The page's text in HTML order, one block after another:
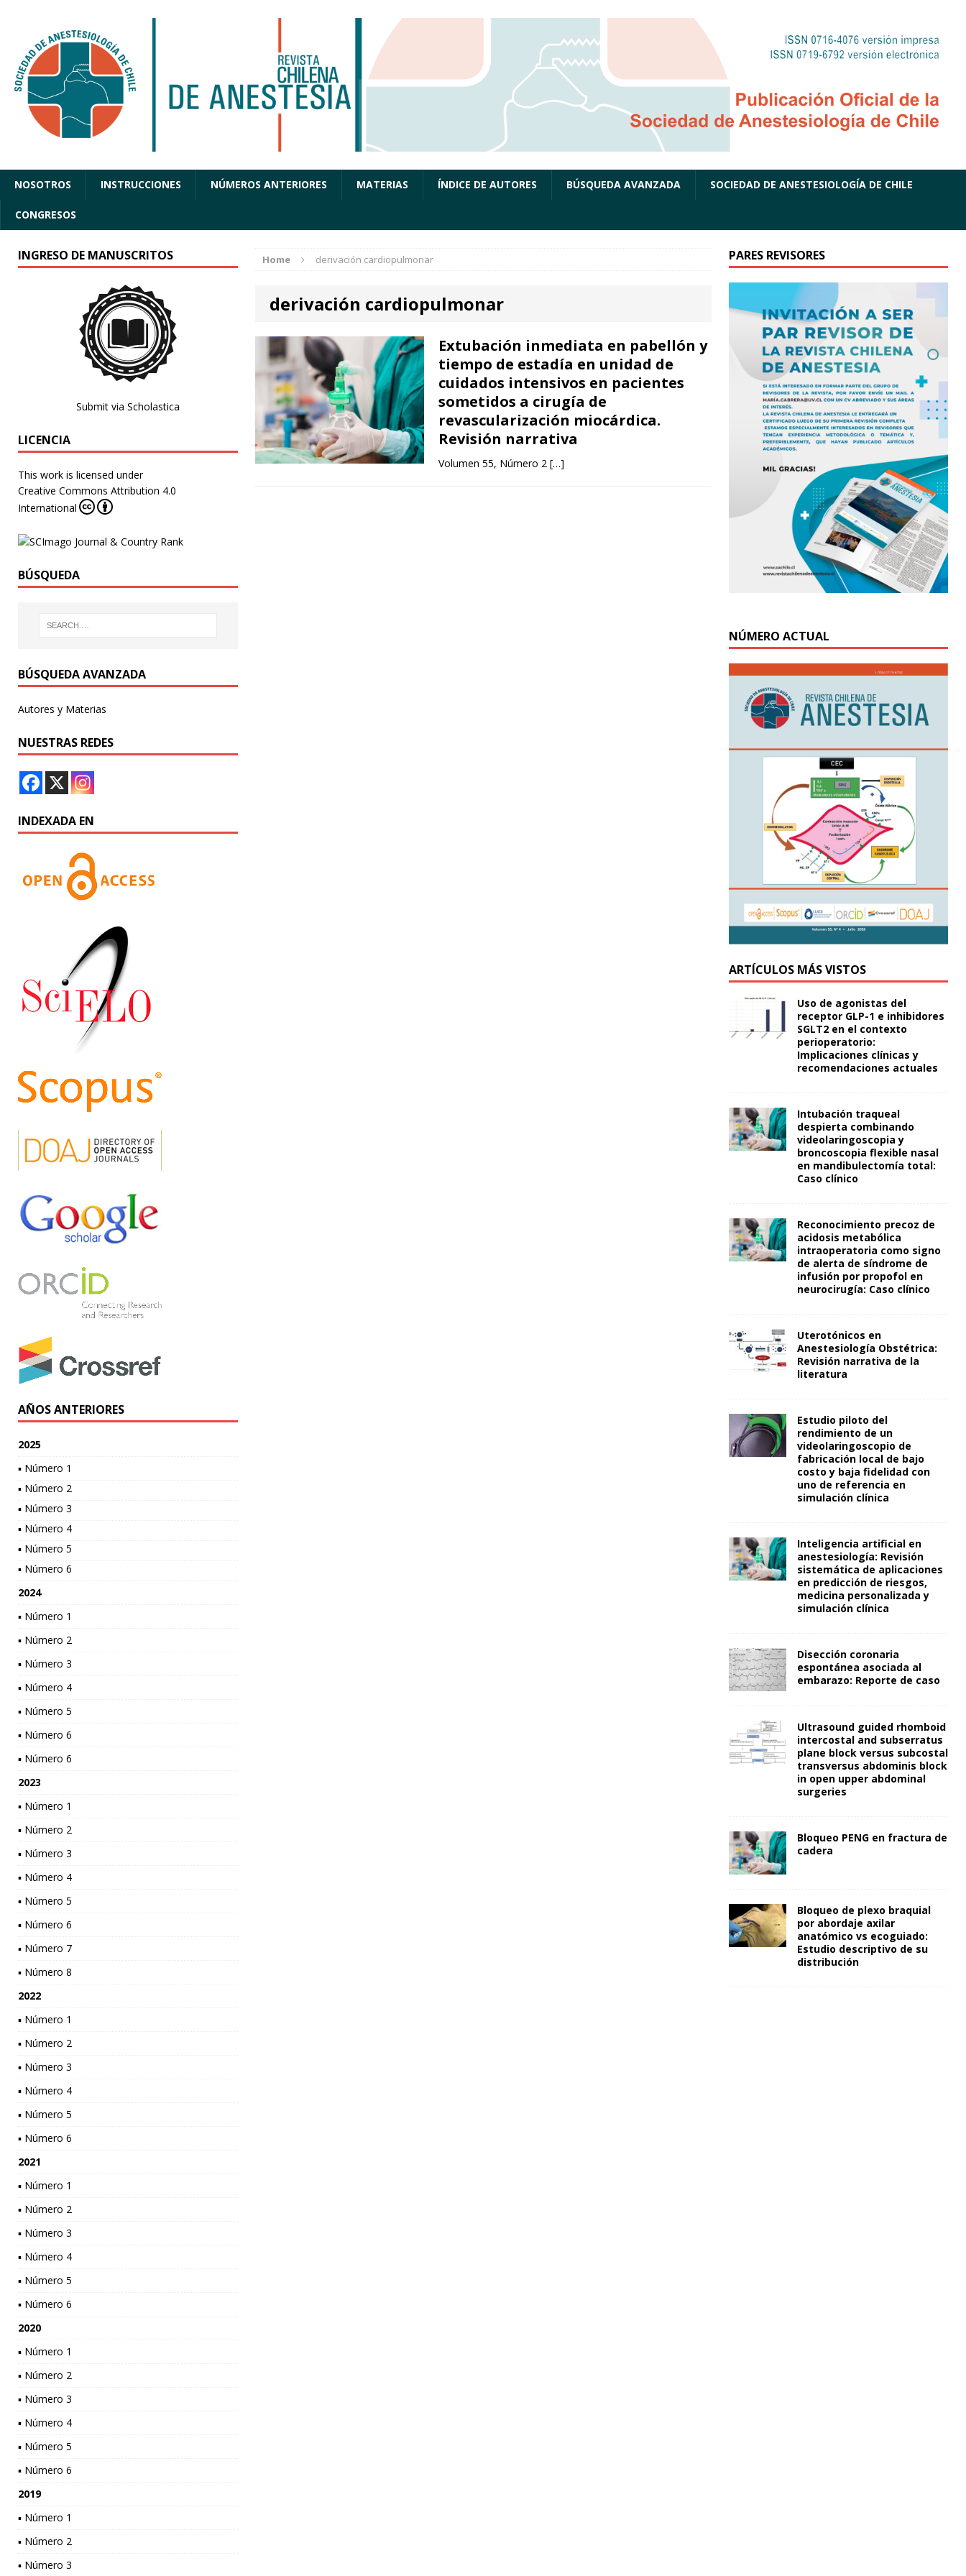
NOSOTROS INSTRUCCIONES NÚMEROS ANTERIORES MATERIAS ÍNDICE DE AUTORES BÚSQUEDA AVANZADA SOCIEDAD DE ANESTESIOLOGÍA DE CHILE
CONGRESOS
Home derivación cardiopulmonar
derivación cardiopulmonar
Extubación inmediata en pabellón y
tiempo de estadía en unidad de
cuidados intensivos en pacientes
sometidos a cirugía de
revascularización miocárdica.
Revisión narrativa
Volumen 55, Número 2 […]
INGRESO DE MANUSCRITOS
Submit via Scholastica
LICENCIA
This work is licensed under
Creative Commons Attribution 4.0
International
BÚSQUEDA
BÚSQUEDA AVANZADA
Autores y Materias
NUESTRAS REDES
INDEXADA EN
AÑOS ANTERIORES
2025
▪ Número 1
▪ Número 2
▪ Número 3
▪ Número 4
▪ Número 5
▪ Número 6
2024
▪ Número 1
▪ Número 2
▪ Número 3
▪ Número 4
▪ Número 5
▪ Número 6
▪ Número 6
2023
▪ Número 1
▪ Número 2
▪ Número 3
▪ Número 4
▪ Número 5
▪ Número 6
▪ Número 7
▪ Número 8
2022
▪ Número 1
▪ Número 2
▪ Número 3
▪ Número 4
▪ Número 5
▪ Número 6
2021
▪ Número 1
▪ Número 2
▪ Número 3
▪ Número 4
▪ Número 5
▪ Número 6
2020
▪ Número 1
▪ Número 2
▪ Número 3
▪ Número 4
▪ Número 5
▪ Número 6
2019
▪ Número 1
▪ Número 2
▪ Número 3
PARES REVISORES
NÚMERO ACTUAL
ARTÍCULOS MÁS VISTOS
Uso de agonistas del
receptor GLP-1 e inhibidores
SGLT2 en el contexto
perioperatorio:
Implicaciones clínicas y
recomendaciones actuales
Intubación traqueal
despierta combinando
videolaringoscopia y
broncoscopia flexible nasal
en mandibulectomía total:
Caso clínico
Reconocimiento precoz de
acidosis metabólica
intraoperatoria como signo
de alerta de síndrome de
infusión por propofol en
neurocirugía: Caso clínico
Uterotónicos en
Anestesiología Obstétrica:
Revisión narrativa de la
literatura
Estudio piloto del
rendimiento de un
videolaringoscopio de
fabricación local de bajo
costo y baja fidelidad con
uno de referencia en
simulación clínica
Inteligencia artificial en
anestesiología: Revisión
sistemática de aplicaciones
en predicción de riesgos,
medicina personalizada y
simulación clínica
Disección coronaria
espontánea asociada al
embarazo: Reporte de caso
Ultrasound guided rhomboid
intercostal and subserratus
plane block versus subcostal
transversus abdominis block
in open upper abdominal
surgeries
Bloqueo PENG en fractura de
cadera
Bloqueo de plexo braquial
por abordaje axilar
anatómico vs ecoguiado:
Estudio descriptivo de su
distribución